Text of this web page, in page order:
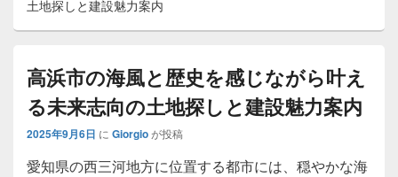
土地探しと建設魅力案内
高浜市の海風と歴史を感じながら叶え
る未来志向の土地探しと建設魅力案内
2025年9月6日 に Giorgioが投稿
愛知県の西三河地方に位置する都市には、穏やかな海